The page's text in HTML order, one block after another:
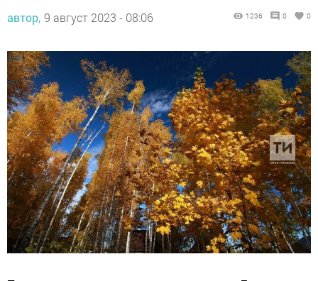
автор, 9 август 2023 - 08:06 1236 0 0